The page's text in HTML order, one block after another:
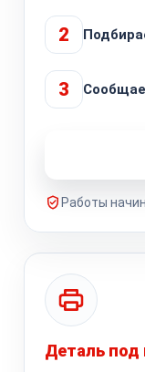
2
3
Работы
Деталь под